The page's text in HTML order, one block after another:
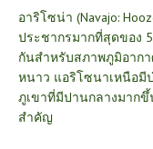
อาริโซน่า (Navajo:
ประชากรมากที่สุดของ
กันสำหรับสภาพภูมิอาก
หนาว แอริโซนาเหนือมี
ภูเขาที่มีปานกลางมาก
สำคัญ